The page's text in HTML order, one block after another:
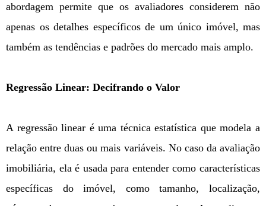
abordagem permite que os avaliadores considerem não
apenas os detalhes específicos de um único imóvel, mas
também as tendências e padrões do mercado mais amplo.
Regressão Linear: Decifrando o Valor
A regressão linear é uma técnica estatística que modela a
relação entre duas ou mais variáveis. No caso da avaliação
imobiliária, ela é usada para entender como características
específicas do imóvel, como tamanho, localização,